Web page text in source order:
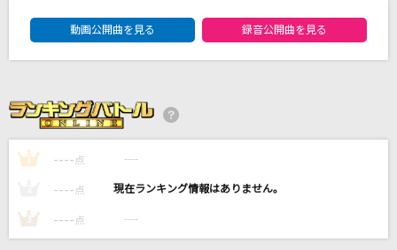
アスノヨゾラ哨戒班
Orangestar feat.IA
シャルル
バルーン
最高到達点(ONE PIECEアニメバージョン)
SEKAI NO OWARI(世界の終わり)
ロウワー
動画公開曲を見る 録音公開曲を見る
1 ---- 点 ----
---- 点 ----
3 ---- 点 ----